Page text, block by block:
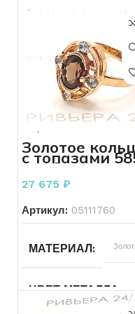
Золотое
с топазами
пробы 3.69
грамма
27 675 ₽
Артикул: 05111760
МАТЕРИАЛ
ЦВЕТ МЕТАЛЛА